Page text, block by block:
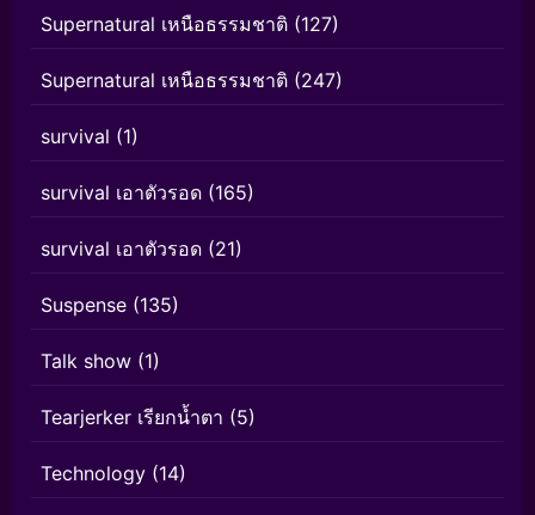
Supernatural เหนือธรรมชาติ (127)
Supernatural เหนือธรรมชาติ (247)
survival (1)
survival เอาตัวรอด (165)
survival เอาตัวรอด (21)
Suspense (135)
Talk show (1)
Tearjerker เรียกน้ำตา (5)
Technology (14)